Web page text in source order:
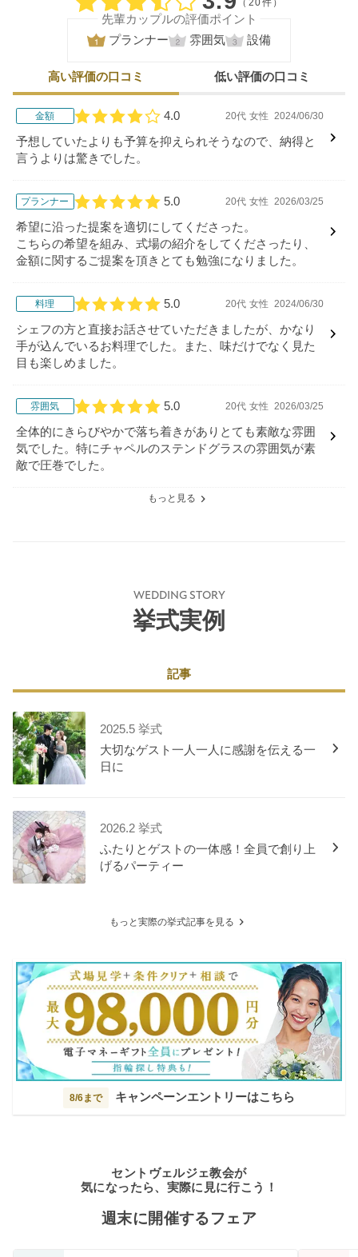
（20件）
先輩カップルの評価ポイント
プランナー
雰囲気 設備
高い評価の口コミ 低い評価の口コミ
金額
口コミ評価
4.0 20代 女性 2024/06/30
予想していたよりも予算を抑えられそうなので、納得と
言うよりは驚きでした。
プランナー
口コミ評価
5.0 20代 女性 2026/03/25
希望に沿った提案を適切にしてくださった。
こちらの希望を組み、式場の紹介をしてくださったり、
金額に関するご提案を頂きとても勉強になりました。
料理
口コミ評価
5.0 20代 女性 2024/06/30
シェフの方と直接お話させていただきましたが、かなり
手が込んでいるお料理でした。また、味だけでなく見た
目も楽しめました。
雰囲気
口コミ評価
5.0 20代 女性 2026/03/25
全体的にきらびやかで落ち着きがありとても素敵な雰囲
気でした。特にチャペルのステンドグラスの雰囲気が素
敵で圧巻でした。
もっと見る
WEDDING STORY
挙式実例
記事
2025.5 挙式
大切なゲスト一人一人に感謝を伝える一
日に
2026.2 挙式
ふたりとゲストの一体感！全員で創り上
げるパーティー
もっと実際の挙式記事を見る
8/6まで キャンペーンエントリーはこちら
セントヴェルジェ教会が
気になったら、実際に見に行こう！
週末に開催するフェア